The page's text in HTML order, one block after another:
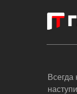
Всегда